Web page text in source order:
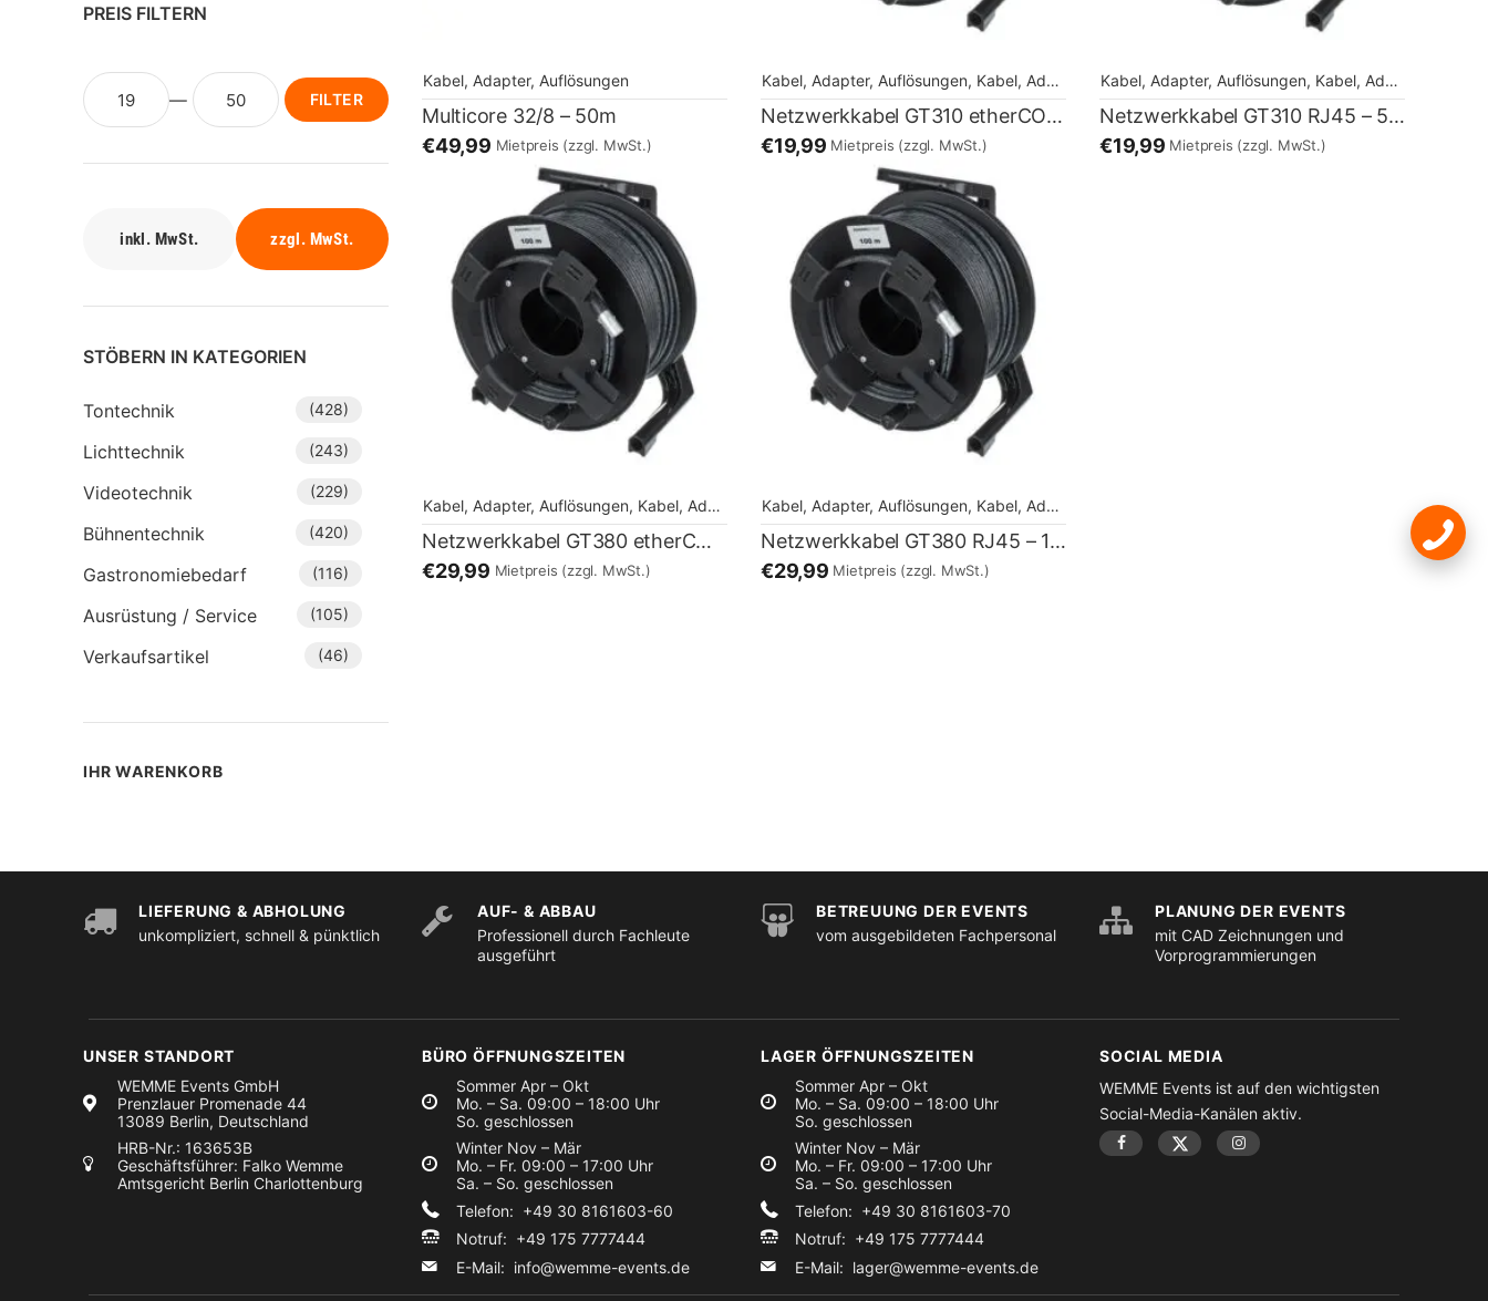
Kabel, Adapter, Auflösungen
Multicore 32/8 – 50m
€49,99 Mietpreis (zzgl. MwSt.)
Kabel, Adapter, Auflösungen, Kabel, Adapter, Auflösungen ,Kabel, Adapter, Auflösungen
Netzwerkkabel GT310 etherCON – 50m
€19,99 Mietpreis (zzgl. MwSt.)
Kabel, Adapter, Auflösungen, Kabel, Adapter, Auflösungen
Netzwerkkabel GT310 RJ45 – 50m
€19,99 Mietpreis (zzgl. MwSt.)
Kabel, Adapter, Auflösungen, Kabel, Adapter, Auflösungen ,Kabel, Adapter, Auflösungen
Netzwerkkabel GT380 etherCON – 100m
€29,99 Mietpreis (zzgl. MwSt.)
Kabel, Adapter, Auflösungen, Kabel, Adapter, Auflösungen
Netzwerkkabel GT380 RJ45 – 100m
€29,99 Mietpreis (zzgl. MwSt.)
PREIS FILTERN
FILTER
inkl. MwSt. zzgl. MwSt.
STÖBERN IN KATEGORIEN
Tontechnik (428)
Lichttechnik (243)
Videotechnik (229)
Bühnentechnik (420)
Gastronomiebedarf (116)
Ausrüstung / Service (105)
Verkaufsartikel (46)
IHR WARENKORB
LIEFERUNG & ABHOLUNG
unkompliziert, schnell & pünktlich
AUF- & ABBAU
Professionell durch Fachleute
ausgeführt
BETREUUNG DER EVENTS
vom ausgebildeten Fachpersonal
PLANUNG DER EVENTS
mit CAD Zeichnungen und
Vorprogrammierungen
UNSER STANDORT
WEMME Events GmbH
Prenzlauer Promenade 44
13089 Berlin, Deutschland
HRB-Nr.: 163653B
Geschäftsführer: Falko Wemme
Amtsgericht Berlin Charlottenburg
BÜRO ÖFFNUNGSZEITEN
Sommer Apr – Okt
Mo. – Sa. 09:00 – 18:00 Uhr
So. geschlossen
Winter Nov – Mär
Mo. – Fr. 09:00 – 17:00 Uhr
Sa. – So. geschlossen
Telefon: +49 30 8161603-60
Notruf: +49 175 7777444
E-Mail: info@wemme-events.de
LAGER ÖFFNUNGSZEITEN
Sommer Apr – Okt
Mo. – Sa. 09:00 – 18:00 Uhr
So. geschlossen
Winter Nov – Mär
Mo. – Fr. 09:00 – 17:00 Uhr
Sa. – So. geschlossen
Telefon: +49 30 8161603-70
Notruf: +49 175 7777444
E-Mail: lager@wemme-events.de
SOCIAL MEDIA
WEMME Events ist auf den wichtigsten
Social-Media-Kanälen aktiv.